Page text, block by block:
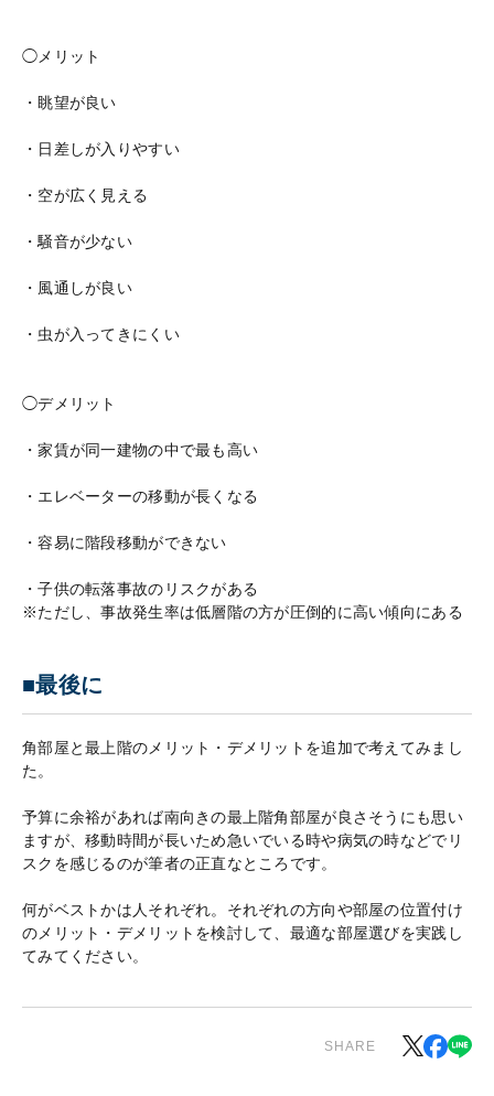
◯メリット
・眺望が良い
・日差しが入りやすい
・空が広く見える
・騒音が少ない
・風通しが良い
・虫が入ってきにくい
◯デメリット
・家賃が同一建物の中で最も高い
・エレベーターの移動が長くなる
・容易に階段移動ができない
・子供の転落事故のリスクがある
※ただし、事故発生率は低層階の方が圧倒的に高い傾向にある
■最後に
角部屋と最上階のメリット・デメリットを追加で考えてみまし
た。
予算に余裕があれば南向きの最上階角部屋が良さそうにも思い
ますが、移動時間が長いため急いでいる時や病気の時などでリ
スクを感じるのが筆者の正直なところです。
何がベストかは人それぞれ。それぞれの方向や部屋の位置付け
のメリット・デメリットを検討して、最適な部屋選びを実践し
てみてください。
SHARE